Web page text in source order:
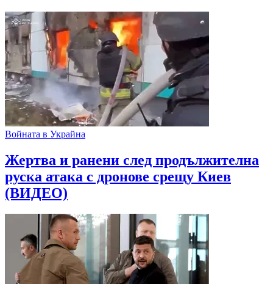
Войната в Украйна
Жертва и ранени след продължителна
руска атака с дронове срещу Киев
(ВИДЕО)